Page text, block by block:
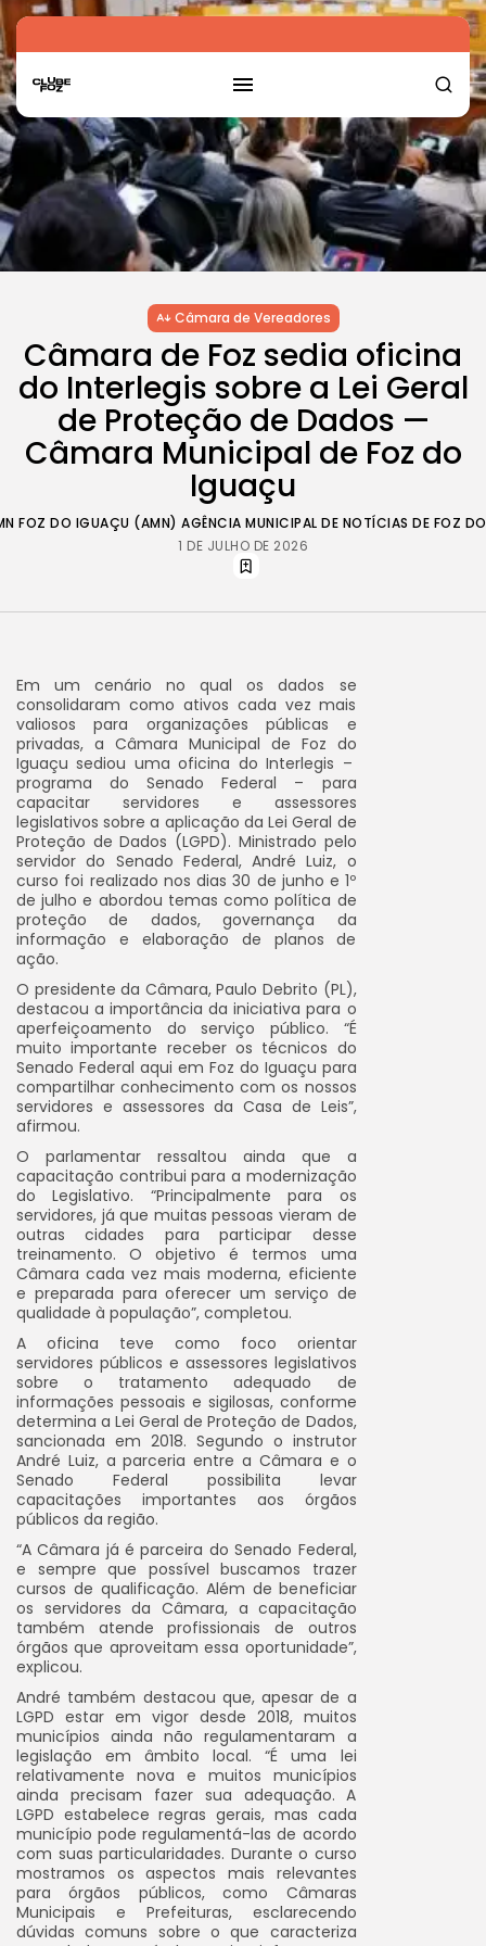
Câmara de Vereadores
Câmara de Foz sedia oficina
do Interlegis sobre a Lei Geral
de Proteção de Dados —
Câmara Municipal de Foz do
Iguaçu
FOZ DO IGUAÇU (AMN) AGÊNCIA MUNICIPAL DE NOTÍCIAS DE FOZ
1 DE JULHO DE 2026
Em um cenário no qual os dados se
consolidaram como ativos cada vez mais
valiosos para organizações públicas e
privadas, a Câmara Municipal de Foz do
Iguaçu sediou uma oficina do Interlegis –
programa do Senado Federal – para
capacitar servidores e assessores
legislativos sobre a aplicação da Lei Geral de
Proteção de Dados (LGPD). Ministrado pelo
servidor do Senado Federal, André Luiz, o
curso foi realizado nos dias 30 de junho e 1º
de julho e abordou temas como política de
proteção de dados, governança da
informação e elaboração de planos de
ação.
O presidente da Câmara, Paulo Debrito (PL),
destacou a importância da iniciativa para o
aperfeiçoamento do serviço público. “É
muito importante receber os técnicos do
Senado Federal aqui em Foz do Iguaçu para
compartilhar conhecimento com os nossos
servidores e assessores da Casa de Leis”,
afirmou.
O parlamentar ressaltou ainda que a
capacitação contribui para a modernização
do Legislativo. “Principalmente para os
servidores, já que muitas pessoas vieram de
outras cidades para participar desse
treinamento. O objetivo é termos uma
Câmara cada vez mais moderna, eficiente
e preparada para oferecer um serviço de
qualidade à população”, completou.
A oficina teve como foco orientar
servidores públicos e assessores legislativos
sobre o tratamento adequado de
informações pessoais e sigilosas, conforme
determina a Lei Geral de Proteção de Dados,
sancionada em 2018. Segundo o instrutor
André Luiz, a parceria entre a Câmara e o
Senado Federal possibilita levar
capacitações importantes aos órgãos
públicos da região.
“A Câmara já é parceira do Senado Federal,
e sempre que possível buscamos trazer
cursos de qualificação. Além de beneficiar
os servidores da Câmara, a capacitação
também atende profissionais de outros
órgãos que aproveitam essa oportunidade”,
explicou.
André também destacou que, apesar de a
LGPD estar em vigor desde 2018, muitos
municípios ainda não regulamentaram a
legislação em âmbito local.“É uma lei
relativamente nova e muitos municípios
ainda precisam fazer sua adequação. A
LGPD estabelece regras gerais, mas cada
município pode regulamentá-las de acordo
com suas particularidades. Durante o curso
mostramos os aspectos mais relevantes
para órgãos públicos, como Câmaras
Municipais e Prefeituras, esclarecendo
dúvidas comuns sobre o que caracteriza